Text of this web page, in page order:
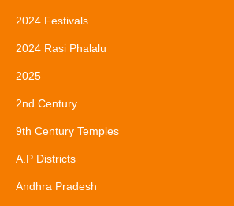
2024 Festivals
2024 Rasi Phalalu
2025
2nd Century
9th Century Temples
A.P Districts
Andhra Pradesh